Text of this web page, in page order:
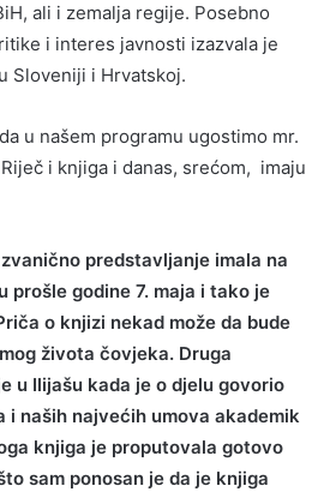
ali i zemalja regije. Posebno
i interes javnosti izazvala je
Sloveniji i Hrvatskoj.
u našem programu ugostimo mr.
i knjiga i danas, srećom, imaju
predstavljanje imala na
prošle godine 7. maja i tako je
o knjizi nekad može da bude
života čovjeka. Druga
u Ilijašu kada je o djelu govorio
i naših najvećih umova akademik
knjiga je proputovala gotovo
sam ponosan je da je knjiga